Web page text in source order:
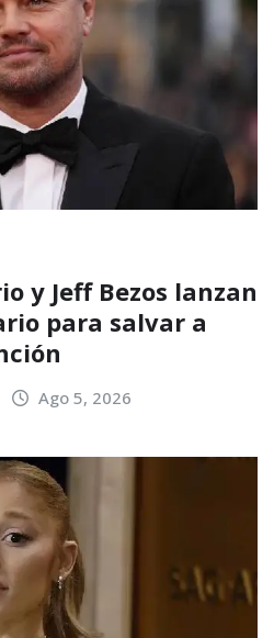
y Jeff Bezos lanzan
para salvar a
Ago 5, 2026